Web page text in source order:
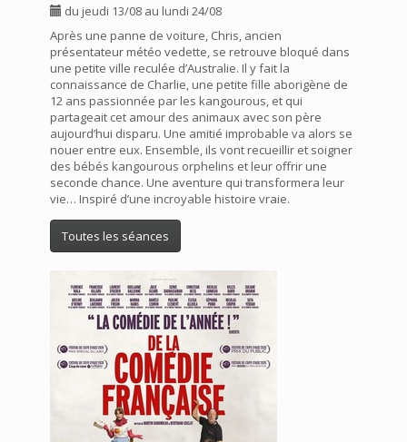
du jeudi 13/08 au lundi 24/08
Après une panne de voiture, Chris, ancien
présentateur météo vedette, se retrouve bloqué dans
une petite ville reculée d’Australie. Il y fait la
connaissance de Charlie, une petite fille aborigène de
12 ans passionnée par les kangourous, et qui
partageait cet amour des animaux avec son père
aujourd’hui disparu. Une amitié improbable va alors se
nouer entre eux. Ensemble, ils vont recueillir et soigner
des bébés kangourous orphelins et leur offrir une
seconde chance. Une aventure qui transformera leur
vie… Inspiré d’une incroyable histoire vraie.
Toutes les séances